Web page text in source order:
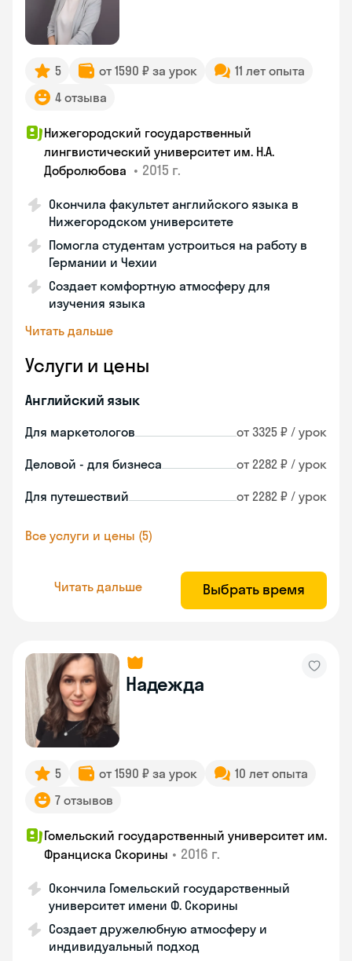
5 от 1590 ₽ за урок
11 лет опыта
4 отзыва
Нижегородский государственный
лингвистический университет им. Н.А.
Добролюбова • 2015 г.
Окончила факультет английского языка в
Нижегородском университете
Помогла студентам устроиться на работу в
Германии и Чехии
Создает комфортную атмосферу для
изучения языка
Читать дальше
Услуги и цены
Английский язык
Для маркетологов от 3325 ₽ / урок
Деловой - для бизнеса от 2282 ₽ / урок
Для путешествий от 2282 ₽ / урок
Все услуги и цены (5)
Читать дальше Выбрать время
Надежда
5 от 1590 ₽ за урок
10 лет опыта
7 отзывов
Гомельский государственный университет им.
Франциска Скорины • 2016 г.
Окончила Гомельский государственный
университет имени Ф. Скорины
Создает дружелюбную атмосферу и
индивидуальный подход